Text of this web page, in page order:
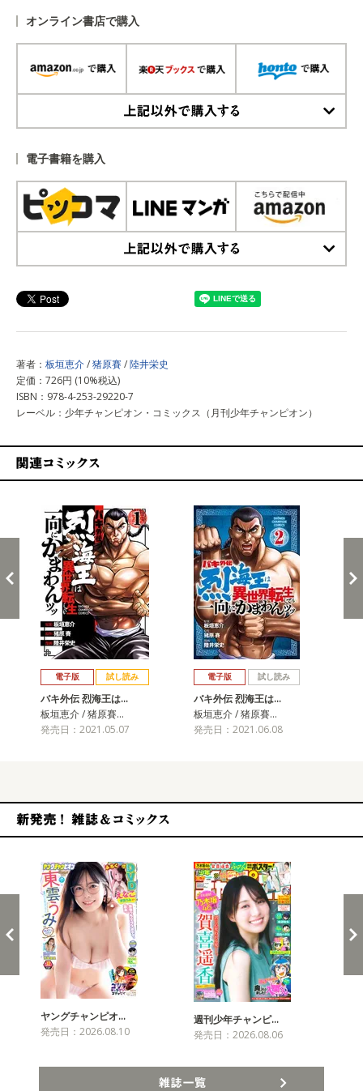
オンライン書店で購入
電子書籍を購入
著者： 板垣恵介/猪原賽 /陸井栄史
定価：726円 (10%税込)
ISBN：978-4-253-29220-7
レーベル：少年チャンピオン・コミックス（月刊少年チャンピオン）
電子版 試し読み
バキ外伝 烈海王は…
板垣恵介 / 猪原賽…
発売日：2021.05.07
電子版 試し読み
バキ外伝 烈海王は…
板垣恵介 / 猪原賽…
発売日：2021.06.08
ヤングチャンピオ…
発売日：2026.08.10
週刊少年チャンピ…
発売日：2026.08.06